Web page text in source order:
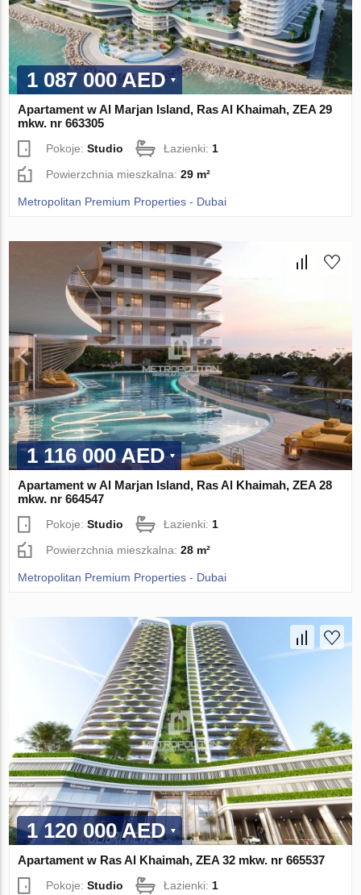
1 087 000 AED
Apartament w Al Marjan Island, Ras Al Khaimah, ZEA 29
mkw. nr 663305
Pokoje:Studio Łazienki: 1
Powierzchnia mieszkalna:29 m²
Metropolitan Premium Properties - Dubai
1 116 000 AED
Apartament w Al Marjan Island, Ras Al Khaimah, ZEA 28
mkw. nr 664547
Pokoje:Studio Łazienki: 1
Powierzchnia mieszkalna:28 m²
Metropolitan Premium Properties - Dubai
1 120 000 AED
Apartament w Ras Al Khaimah, ZEA 32 mkw. nr 665537
Pokoje:Studio Łazienki:1